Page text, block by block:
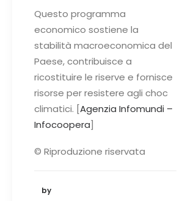
Questo programma
economico sostiene la
stabilità macroeconomica del
Paese, contribuisce a
ricostituire le riserve e fornisce
risorse per resistere agli choc
climatici. [Agenzia Infomundi –
Infocoopera]
© Riproduzione riservata
by